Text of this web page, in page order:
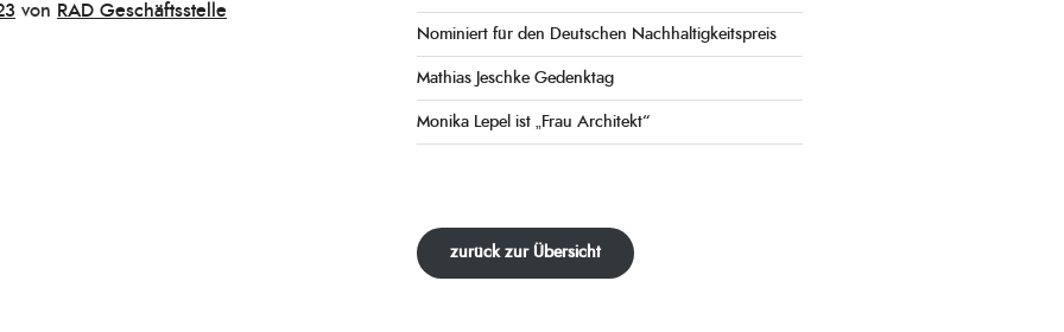
von RAD Geschäftsstelle
Nominiert für den Deutschen Nachhaltigkeitspreis
Mathias Jeschke Gedenktag
Monika Lepel ist „Frau Architekt“
zurück zur Übersicht